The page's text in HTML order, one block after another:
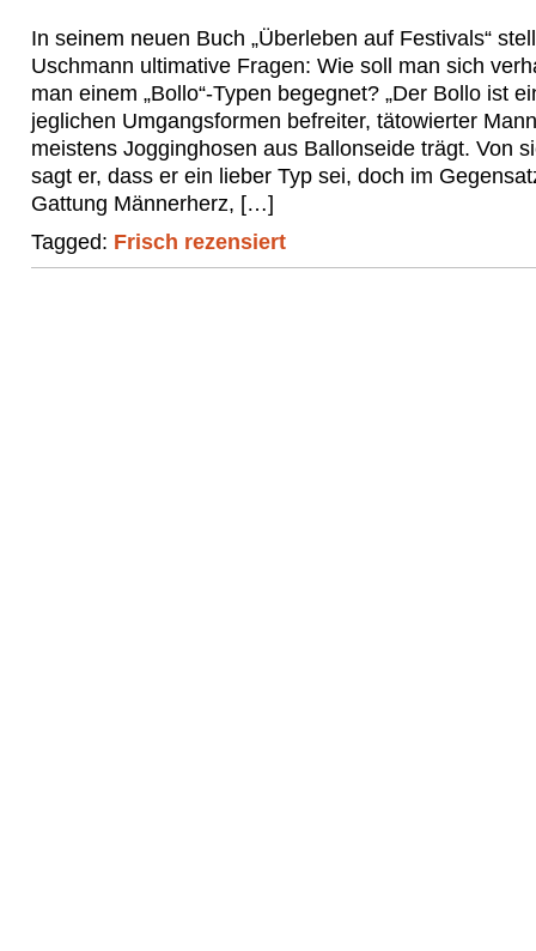
In seinem neuen Buch „Überleben auf Festivals“
Uschmann ultimative Fragen: Wie soll man sich
man einem „Bollo“-Typen begegnet? „Der Bollo ist
jeglichen Umgangsformen befreiter, tätowierter
meistens Jogginghosen aus Ballonseide trägt. Von
sagt er, dass er ein lieber Typ sei, doch im
Gattung Männerherz, […]
Tagged: Frisch rezensiert